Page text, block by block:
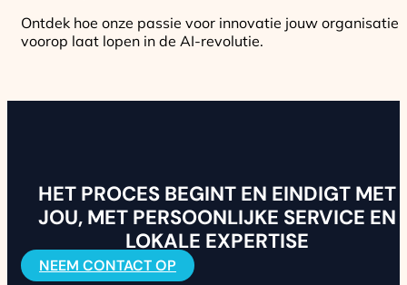
Ontdek hoe onze passie voor innovatie jouw organisatie
voorop laat lopen in de AI-revolutie.
HET PROCES BEGINT EN EINDIGT MET
JOU, MET PERSOONLIJKE SERVICE EN
LOKALE EXPERTISE
NEEM CONTACT OP